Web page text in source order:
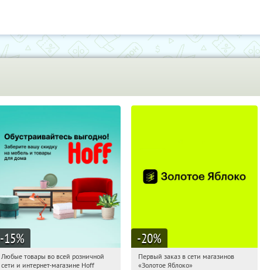
-15%
13:15:59 Получили:
Любые товары во всей розничной
сети и интернет-магазине Hoff
-20%
13:15:59
Получи первым!
Первый заказ в сети магазинов
«Золотое Яблоко»